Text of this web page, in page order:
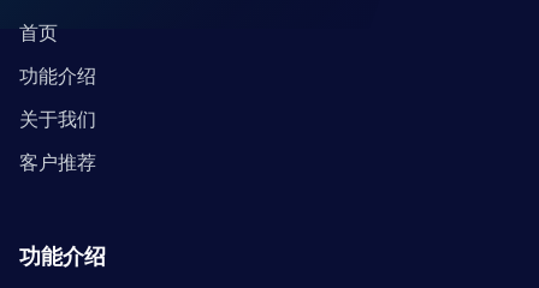
首页
功能介绍
关于我们
客户推荐
功能介绍